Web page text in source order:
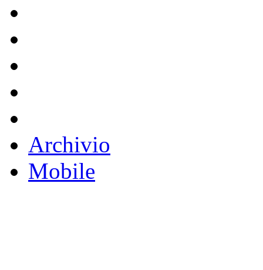
Archivio
Mobile